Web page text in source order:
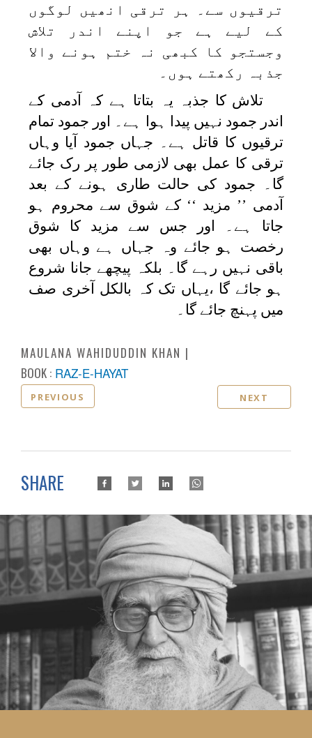
ترقیوں سے۔ ہر ترقی انھیں لوگوں
کے لیے ہے جو اپنے اندر تلاش
وجستجو کا کبھی نہ ختم ہونے والا
جذبہ رکھتے ہوں۔
تلاش کا جذبہ یہ بتاتا ہے کہ آدمی کے
اندر جمود نہیں پیدا ہوا ہے۔ اور جمود تمام
ترقیوں کا قاتل ہے۔ جہاں جمود آیا وہاں
ترقی کا عمل بھی لازمی طور پر رک جائے
گا۔ جمود کی حالت طاری ہونے کے بعد
آدمی ’’ مزید ‘‘ کے شوق سے محروم ہو
جاتا ہے۔ اور جس سے مزید کا شوق
رخصت ہو جائے وہ جہاں ہے وہاں بھی
باقی نہیں رہے گا۔ بلکہ پیچھے جانا شروع
ہو جائے گا ،یہاں تک کہ بالکل آخری صف
میں پہنچ جائے گا۔
MAULANA WAHIDUDDIN KHAN
BOOK : RAZ-E-HAYAT
PREVIOUS NEXT
SHARE